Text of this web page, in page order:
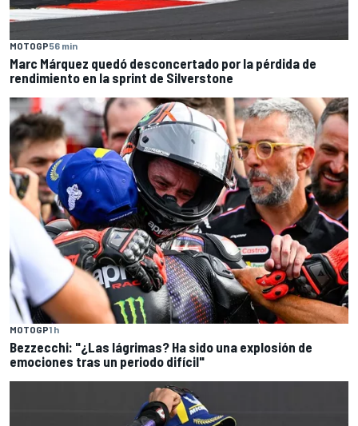
MOTOGP56 min
Marc Márquez quedó desconcertado por la pérdida de
rendimiento en la sprint de Silverstone
MOTOGP1 h
Bezzecchi: "¿Las lágrimas? Ha sido una explosión de
emociones tras un periodo difícil"